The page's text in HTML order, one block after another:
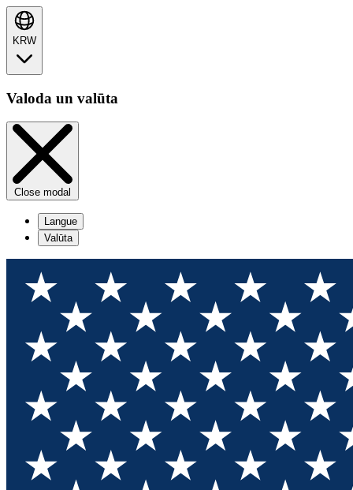
KRW
Valoda un valūta
Close modal
Langue
Valūta